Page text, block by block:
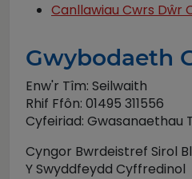
Canllawiau Cwrs Dŵr
Gwybodaeth
Enw'r Tîm: Seilwaith
Rhif Ffôn: 01495 311556
Cyfeiriad: Gwasanaethau
Cyngor Bwrdeistref Sirol
Y Swyddfeydd Cyffredinol